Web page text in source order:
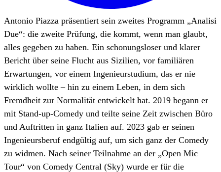
Antonio Piazza präsentiert sein zweites Programm „Analisi
Due“: die zweite Prüfung, die kommt, wenn man glaubt,
alles gegeben zu haben. Ein schonungsloser und klarer
Bericht über seine Flucht aus Sizilien, vor familiären
Erwartungen, vor einem Ingenieurstudium, das er nie
wirklich wollte – hin zu einem Leben, in dem sich
Fremdheit zur Normalität entwickelt hat. 2019 begann er
mit Stand-up-Comedy und teilte seine Zeit zwischen Büro
und Auftritten in ganz Italien auf. 2023 gab er seinen
Ingenieursberuf endgültig auf, um sich ganz der Comedy
zu widmen. Nach seiner Teilnahme an der „Open Mic
Tour“ von Comedy Central (Sky) wurde er für die